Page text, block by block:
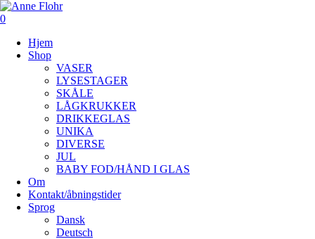
Skip
to
content
0
Hjem
Shop
VASER
LYSESTAGER
SKÅLE
LÅGKRUKKER
DRIKKEGLAS
UNIKA
DIVERSE
JUL
BABY FOD/HÅND I GLAS
Om
Kontakt/åbningstider
Sprog
Dansk
Deutsch